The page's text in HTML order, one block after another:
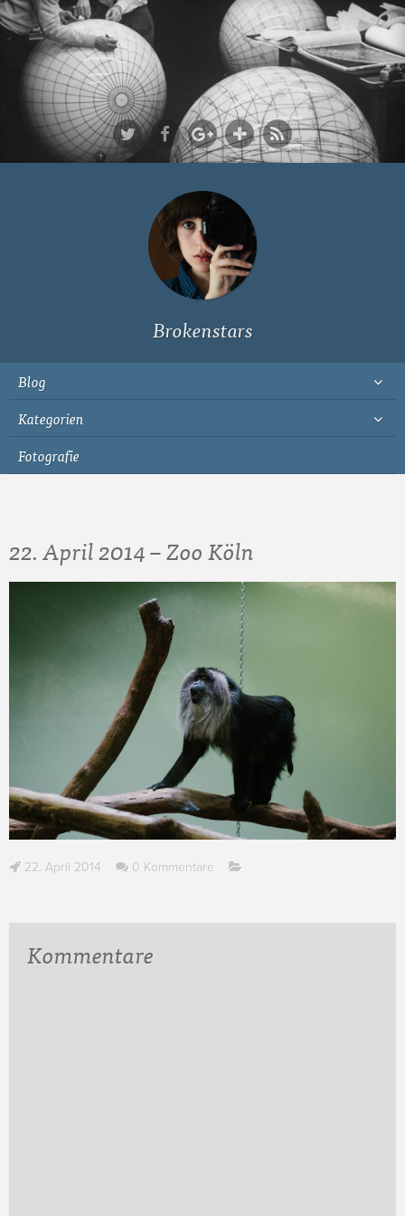
Ich bin Fyn,
23, und
wohne in
Köln
Brokenstars
Blog
Kategorien
Fotografie
22. April 2014 – Zoo Köln
22. April 2014 0 Kommentare
Kommentare